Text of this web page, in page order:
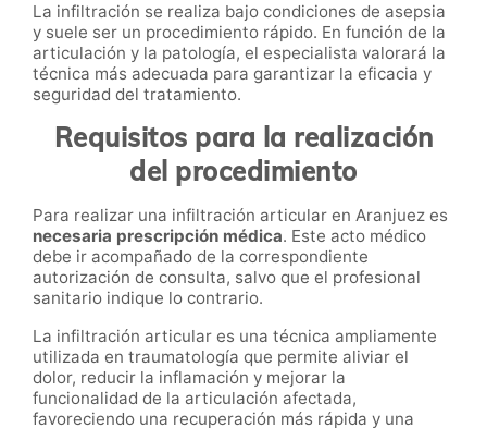
La infiltración se realiza bajo condiciones de asepsia
y suele ser un procedimiento rápido. En función de la
articulación y la patología, el especialista valorará la
técnica más adecuada para garantizar la eficacia y
seguridad del tratamiento.
Requisitos para la realización
del procedimiento
Para realizar una infiltración articular en Aranjuez es
necesaria prescripción médica. Este acto médico
debe ir acompañado de la correspondiente
autorización de consulta, salvo que el profesional
sanitario indique lo contrario.
La infiltración articular es una técnica ampliamente
utilizada en traumatología que permite aliviar el
dolor, reducir la inflamación y mejorar la
funcionalidad de la articulación afectada,
favoreciendo una recuperación más rápida y una